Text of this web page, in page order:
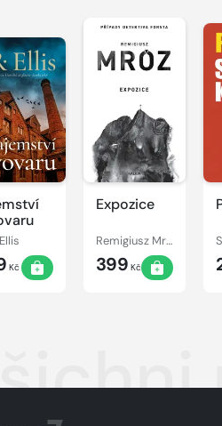
Kč
Expozice
Remigiusz Mróz
399 Kč